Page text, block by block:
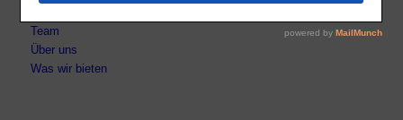
Team
Über uns
Was wir bieten